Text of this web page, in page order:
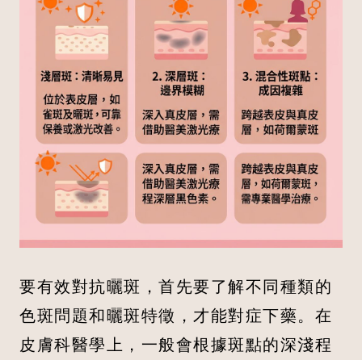
要有效對抗曬斑，首先要了解不同種類的
色斑問題和曬斑特徵，才能對症下藥。在
皮膚科醫學上，一般會根據斑點的深淺程